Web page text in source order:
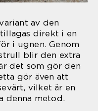
av den
direkt i en
i ugnen. Genom
blir den extra
det som gör den
gör även att
vilket är en
denna metod.